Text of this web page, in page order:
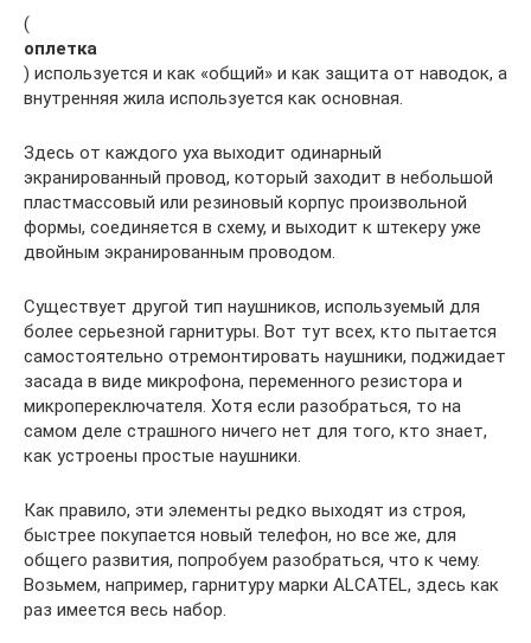
(
оплетка
) используется и как «общий» и как защита от наводок, а
внутренняя жила используется как основная.
Здесь от каждого уха выходит одинарный
экранированный провод, который заходит в небольшой
пластмассовый или резиновый корпус произвольной
формы, соединяется в схему, и выходит к штекеру уже
двойным экранированным проводом.
Существует другой тип наушников, используемый для
более серьезной гарнитуры. Вот тут всех, кто пытается
самостоятельно отремонтировать наушники, поджидает
засада в виде микрофона, переменного резистора и
микропереключателя. Хотя если разобраться, то на
самом деле страшного ничего нет для того, кто знает,
как устроены простые наушники.
Как правило, эти элементы редко выходят из строя,
быстрее покупается новый телефон, но все же, для
общего развития, попробуем разобраться, что к чему.
Возьмем, например, гарнитуру марки ALCATEL, здесь как
раз имеется весь набор.